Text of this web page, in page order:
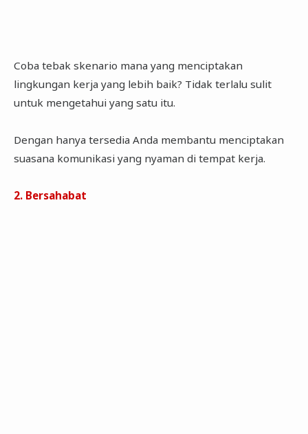
Coba tebak skenario mana yang menciptakan
lingkungan kerja yang lebih baik? Tidak terlalu sulit
untuk mengetahui yang satu itu.
Dengan hanya tersedia Anda membantu menciptakan
suasana komunikasi yang nyaman di tempat kerja.
2. Bersahabat